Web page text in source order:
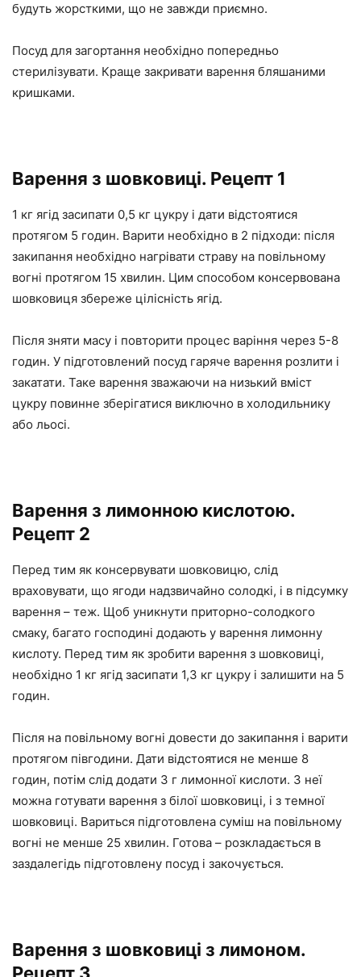
будуть жорсткими, що не завжди приємно.
Посуд для загортання необхідно попередньо
стерилізувати. Краще закривати варення бляшаними
кришками.
Варення з шовковиці. Рецепт 1
1 кг ягід засипати 0,5 кг цукру і дати відстоятися
протягом 5 годин. Варити необхідно в 2 підходи: після
закипання необхідно нагрівати страву на повільному
вогні протягом 15 хвилин. Цим способом консервована
шовковиця збереже цілісність ягід.
Після зняти масу і повторити процес варіння через 5-8
годин. У підготовлений посуд гаряче варення розлити і
закатати. Таке варення зважаючи на низький вміст
цукру повинне зберігатися виключно в холодильнику
або льосі.
Варення з лимонною кислотою.
Рецепт 2
Перед тим як консервувати шовковицю, слід
враховувати, що ягоди надзвичайно солодкі, і в підсумку
варення – теж. Щоб уникнути приторно-солодкого
смаку, багато господині додають у варення лимонну
кислоту. Перед тим як зробити варення з шовковиці,
необхідно 1 кг ягід засипати 1,3 кг цукру і залишити на 5
годин.
Після на повільному вогні довести до закипання і варити
протягом півгодини. Дати відстоятися не менше 8
годин, потім слід додати 3 г лимонної кислоти. З неї
можна готувати варення з білої шовковиці, і з темної
шовковиці. Вариться підготовлена суміш на повільному
вогні не менше 25 хвилин. Готова – розкладається в
заздалегідь підготовлену посуд і закочується.
Варення з шовковиці з лимоном.